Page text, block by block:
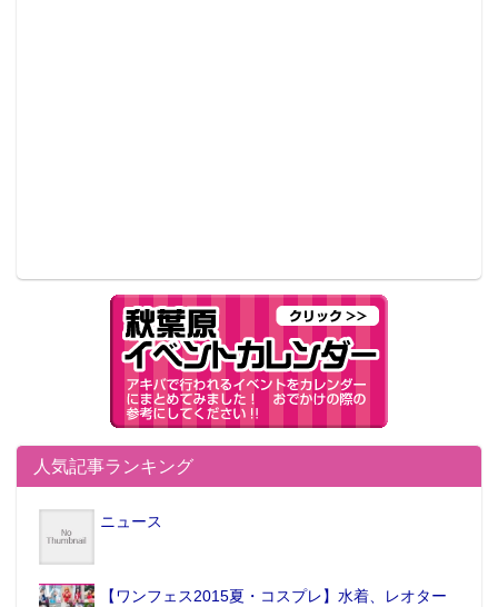
人気記事ランキング
ニュース
【ワンフェス2015夏・コスプレ】水着、レオター